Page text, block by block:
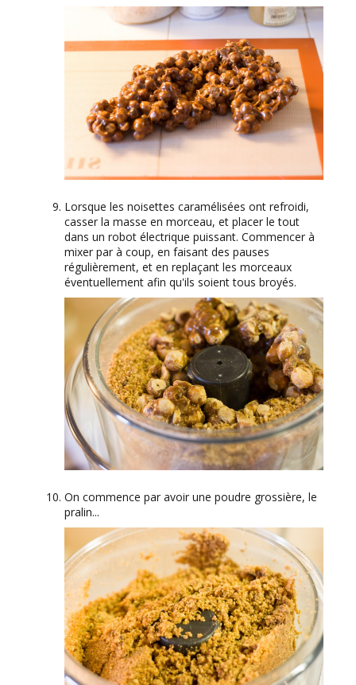
Lorsque les noisettes caramélisées ont refroidi,
casser la masse en morceau, et placer le tout
dans un robot électrique puissant. Commencer à
mixer par à coup, en faisant des pauses
régulièrement, et en replaçant les morceaux
éventuellement afin qu'ils soient tous broyés.
On commence par avoir une poudre grossière, le
pralin...